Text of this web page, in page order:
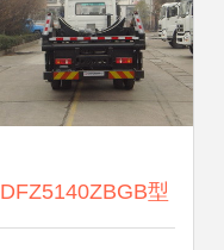
DFZ5140ZBGB型